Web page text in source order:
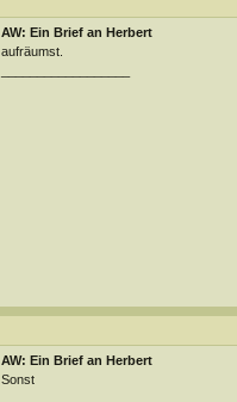
AW: Ein Brief an Herbert
aufräumst.
AW: Ein Brief an Herbert
Sonst